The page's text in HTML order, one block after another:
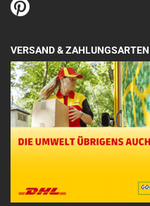
VERSAND & ZAHLUNGSARTEN